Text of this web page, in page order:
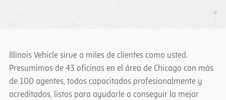
Illinois Vehicle sirve a miles de clientes como usted.
Presumimos de 43 oficinas en el área de Chicago con más
de 100 agentes, todos capacitados profesionalmente y
acreditados, listos para ayudarle a conseguir la mejor